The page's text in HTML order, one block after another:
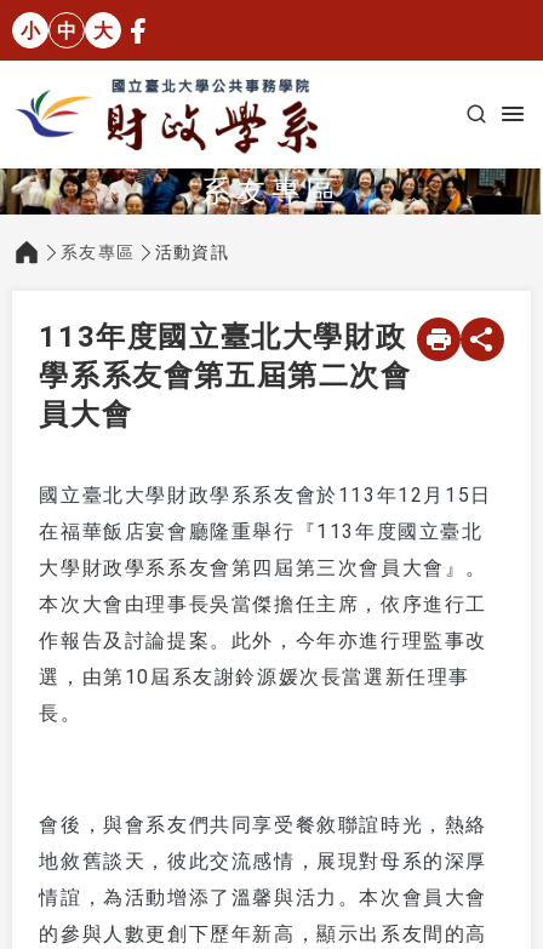
小 中 大
系友專區
系友專區 活動資訊
113年度國立臺北大學財政
學系系友會第五屆第二次會
員大會
國立臺北大學財政學系系友會於113年12月15日
在福華飯店宴會廳隆重舉行『113年度國立臺北
大學財政學系系友會第四屆第三次會員大會』。
本次大會由理事長吳當傑擔任主席，依序進行工
作報告及討論提案。此外，今年亦進行理監事改
選，由第10屆系友謝鈴源媛次長當選新任理事
長。
會後，與會系友們共同享受餐敘聯誼時光，熱絡
地敘舊談天，彼此交流感情，展現對母系的深厚
情誼，為活動增添了溫馨與活力。本次會員大會
的參與人數更創下歷年新高，顯示出系友間的高